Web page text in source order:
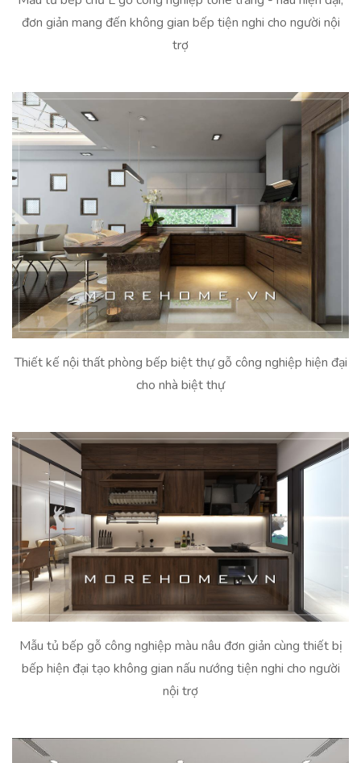
đơn giản mang đến không gian bếp tiện nghi cho người nội
trợ
Thiết kế nội thất phòng bếp biệt thự gỗ công nghiệp hiện đại
cho nhà biệt thự
Mẫu tủ bếp gỗ công nghiệp màu nâu đơn giản cùng thiết bị
bếp hiện đại tạo không gian nấu nướng tiện nghi cho người
nội trợ